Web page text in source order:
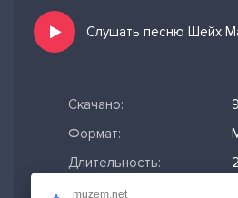
Скачано:
Формат:
Длительность:
Размер файла:
muzem.net